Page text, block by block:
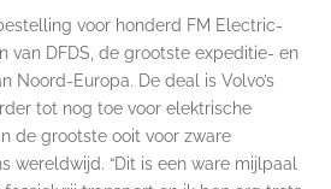
voor honderd FM Electric-
van DFDS, de grootste expeditie- en
Noord-Europa. De deal is Volvo’s
tot nog toe voor elektrische
de grootste ooit voor zware
wereldwijd. “Dit is een ware mijlpaal